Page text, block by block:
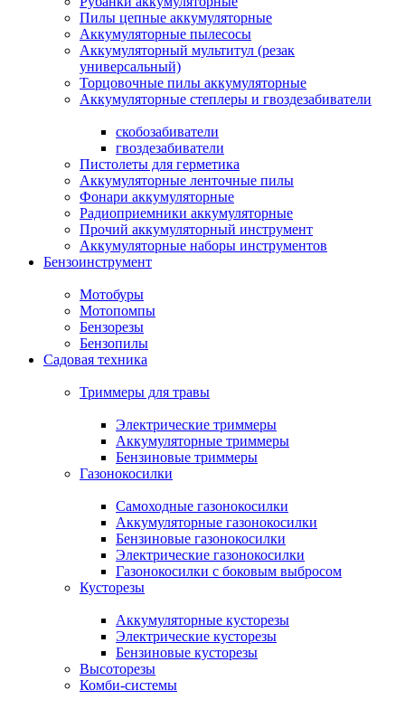
Пилы цепные аккумуляторные
Аккумуляторные пылесосы
Аккумуляторный мультитул (резак
универсальный)
Торцовочные пилы аккумуляторные
Аккумуляторные степлеры и гвоздезабиватели
скобозабиватели
гвоздезабиватели
Пистолеты для герметика
Аккумуляторные ленточные пилы
Фонари аккумуляторные
Радиоприемники аккумуляторные
Прочий аккумуляторный инструмент
Аккумуляторные наборы инструментов
Бензоинструмент
Мотобуры
Мотопомпы
Бензорезы
Бензопилы
Садовая техника
Триммеры для травы
Электрические триммеры
Аккумуляторные триммеры
Бензиновые триммеры
Газонокосилки
Самоходные газонокосилки
Аккумуляторные газонокосилки
Бензиновые газонокосилки
Электрические газонокосилки
Газонокосилки с боковым выбросом
Кусторезы
Аккумуляторные кусторезы
Электрические кусторезы
Бензиновые кусторезы
Высоторезы
Комби-системы